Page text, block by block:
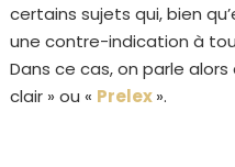
certains sujets qui, bien
une contre-indication à
Dans ce cas, on parle alors
clair » ou « Prelex».